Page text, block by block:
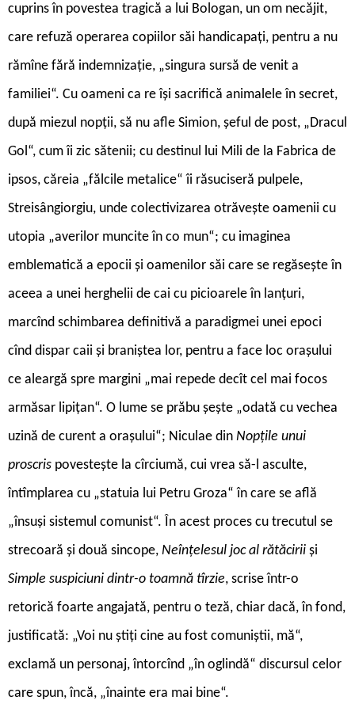
cuprins în povestea tragică a lui Bologan, un om necăjit,
care refuză operarea copiilor săi handicapați, pentru a nu
rămîne fără indemnizație, „singura sursă de venit a
familiei“. Cu oameni ca re își sacrifică animalele în secret,
după miezul nopții, să nu afle Simion, șeful de post, „Dracul
Gol“, cum îi zic sătenii; cu destinul lui Mili de la Fabrica de
ipsos, căreia „fălcile metalice“ îi răsuciseră pulpele,
Streisângiorgiu, unde colectivizarea otrăvește oamenii cu
utopia „averilor muncite în co mun“; cu imaginea
emblematică a epocii și oamenilor săi care se regăsește în
aceea a unei herghelii de cai cu picioarele în lanțuri,
marcînd schimbarea definitivă a paradigmei unei epoci
cînd dispar caii și braniștea lor, pentru a face loc orașului
ce aleargă spre margini „mai repede decît cel mai focos
armăsar lipițan“. O lume se prăbu șește „odată cu vechea
uzină de curent a orașului“; Niculae din Nopțile unui
proscris povestește la cîrciumă, cui vrea să-l asculte,
întîmplarea cu „statuia lui Petru Groza“ în care se află
„însuși sistemul comunist“. În acest proces cu trecutul se
strecoară și două sincope, Neînțelesul joc al rătăcirii și
Simple suspiciuni dintr-o toamnă tîrzie, scrise într-o
retorică foarte angajată, pentru o teză, chiar dacă, în fond,
justificată: „Voi nu știți cine au fost comuniștii, mă“,
exclamă un personaj, întorcînd „în oglindă“ discursul celor
care spun, încă, „înainte era mai bine“.